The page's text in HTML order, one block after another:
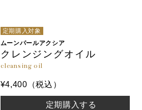
定期購入対象
ムーンパールアクシア
クレンジングオイル
cleansing oil
¥4,400（税込）
定期購入する